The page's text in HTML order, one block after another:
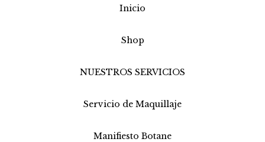
Inicio
Shop
NUESTROS SERVICIOS
Servicio de Maquillaje
Manifiesto Botane